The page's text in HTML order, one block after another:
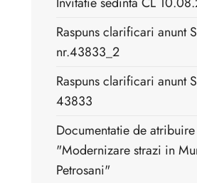
Raspuns clarificari anunt
nr.43833_2
Raspuns clarificari anunt
43833
Documentatie de atribuire
"Modernizare strazi in
Petrosani"